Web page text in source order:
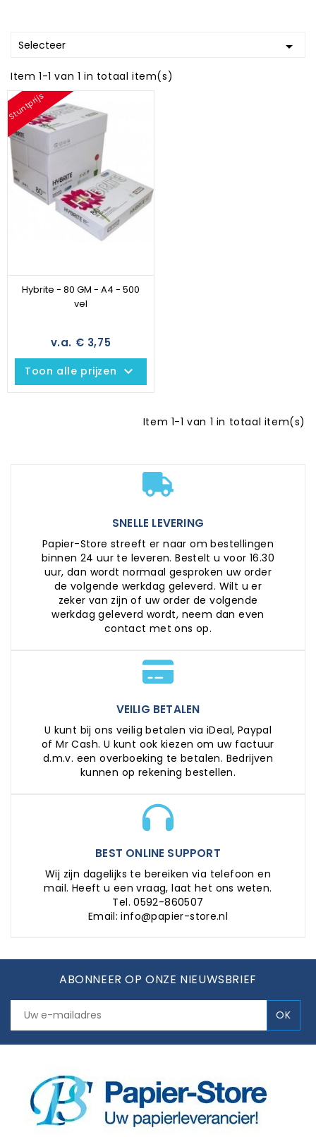
Selecteer 
Item 1-1 van 1 in totaal item(s)
Stuntprijs
Hybrite - 80 GM - A4 - 500
vel
v.a. € 3,75
Toon alle prijzen keyboard_arrow_down
Item 1-1 van 1 in totaal item(s)
SNELLE LEVERING
Papier-Store streeft er naar om bestellingen
binnen 24 uur te leveren. Bestelt u voor 16.30
uur, dan wordt normaal gesproken uw order
de volgende werkdag geleverd. Wilt u er
zeker van zijn of uw order de volgende
werkdag geleverd wordt, neem dan even
contact met ons op.
VEILIG BETALEN
U kunt bij ons veilig betalen via iDeal, Paypal
of Mr Cash. U kunt ook kiezen om uw factuur
d.m.v. een overboeking te betalen. Bedrijven
kunnen op rekening bestellen.
BEST ONLINE SUPPORT
Wij zijn dagelijks te bereiken via telefoon en
mail. Heeft u een vraag, laat het ons weten.
Tel. 0592-860507
Email: info@papier-store.nl
ABONNEER OP ONZE NIEUWSBRIEF